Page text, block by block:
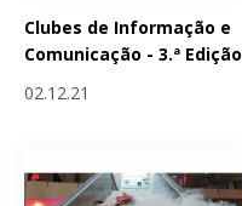
Clubes de Informação e
Comunicação - 3.ª Edição
02.12.21